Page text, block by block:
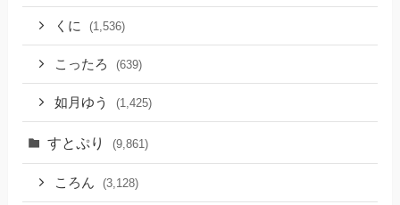
くに (1,536)
こったろ (639)
如月ゆう (1,425)
すとぷり (9,861)
ころん (3,128)